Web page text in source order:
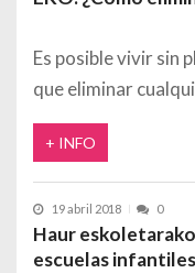
Es posible vivir sin
que eliminar
+ INFO
19 abril 2018 0
Haur
escuelas